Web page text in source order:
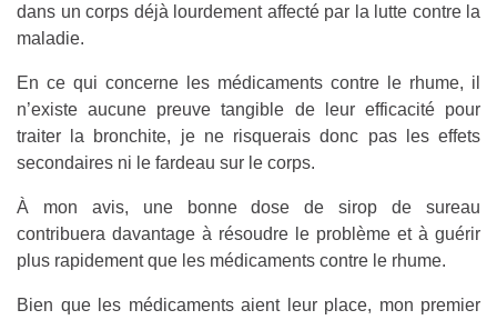
dans un corps déjà lourdement affecté par la lutte contre la
maladie.
En ce qui concerne les médicaments contre le rhume, il
n’existe aucune preuve tangible de leur efficacité pour
traiter la bronchite, je ne risquerais donc pas les effets
secondaires ni le fardeau sur le corps.
À mon avis, une bonne dose de sirop de sureau
contribuera davantage à résoudre le problème et à guérir
plus rapidement que les médicaments contre le rhume.
Bien que les médicaments aient leur place, mon premier